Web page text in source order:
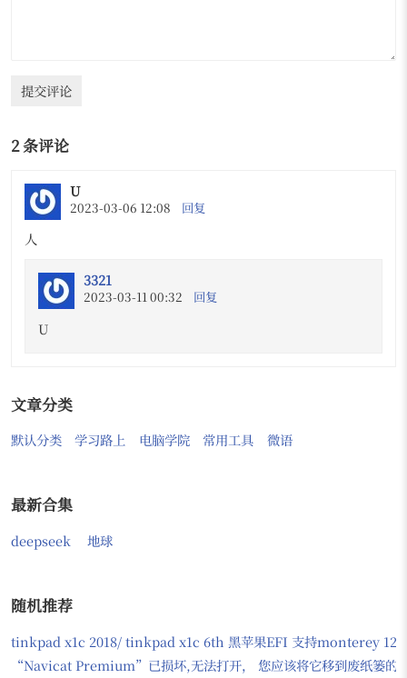
提交评论
2 条评论
U
2023-03-06 12:08 回复
人
3321
2023-03-11 00:32 回复
U
文章分类
默认分类 学习路上 电脑学院 常用工具 微语
最新合集
deepseek 地球
随机推荐
tinkpad x1c 2018/ tinkpad x1c 6th 黑苹果EFI 支持monterey
“Navicat Premium”已损坏,无法打开， 您应该将它移到废纸篓的